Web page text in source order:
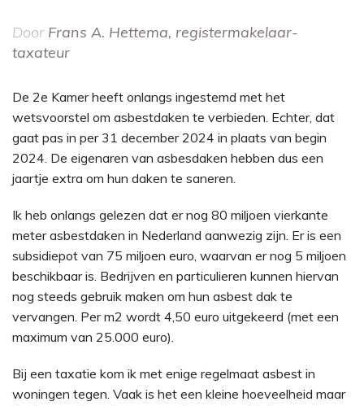
Door Frans A. Hettema, registermakelaar-
taxateur
De 2e Kamer heeft onlangs ingestemd met het
wetsvoorstel om asbestdaken te verbieden. Echter, dat
gaat pas in per 31 december 2024 in plaats van begin
2024. De eigenaren van asbesdaken hebben dus een
jaartje extra om hun daken te saneren.
Ik heb onlangs gelezen dat er nog 80 miljoen vierkante
meter asbestdaken in Nederland aanwezig zijn. Er is een
subsidiepot van 75 miljoen euro, waarvan er nog 5 miljoen
beschikbaar is. Bedrijven en particulieren kunnen hiervan
nog steeds gebruik maken om hun asbest dak te
vervangen. Per m2 wordt 4,50 euro uitgekeerd (met een
maximum van 25.000 euro).
Bij een taxatie kom ik met enige regelmaat asbest in
woningen tegen. Vaak is het een kleine hoeveelheid maar